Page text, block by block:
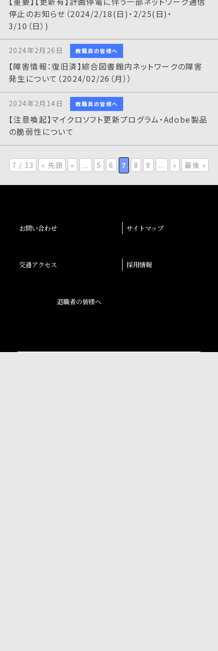
停止のお知らせ（2024/2/18(日)・2/25(日)・
3/10（日）)
2024年2月26日 教職員の皆様へ
【障害情報：復旧済】綜合図書館内ネットワークの障害
発生について（2024/02/26（月））
2024年2月14日 教職員の皆様へ
【注意喚起】マイクロソフト更新プログラム・Adobe製品
の脆弱性について
7 / 13 « 先頭 « ... 5 6 7 8 9 ... » 最後 »
お問い合わせ サイトマップ
交通アクセス 採用情報
退職者の皆様へ